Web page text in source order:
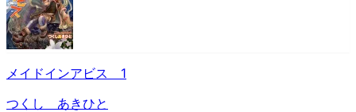
メイドインアビス 1
つくし あきひと